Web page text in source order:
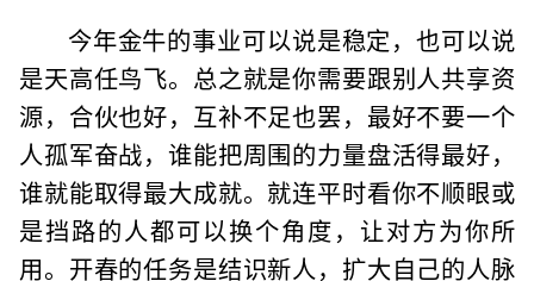
今年金牛的事业可以说是稳定，也可以说
是天高任鸟飞。总之就是你需要跟别人共享资
源，合伙也好，互补不足也罢，最好不要一个
人孤军奋战，谁能把周围的力量盘活得最好，
谁就能取得最大成就。就连平时看你不顺眼或
是挡路的人都可以换个角度，让对方为你所
用。开春的任务是结识新人，扩大自己的人脉